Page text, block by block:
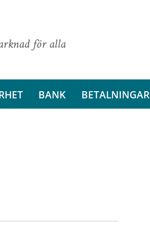
för alla
BANK BETALNINGAR